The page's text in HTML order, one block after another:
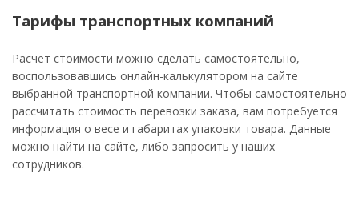
Тарифы транспортных компаний
Расчет стоимости можно сделать самостоятельно,
воспользовавшись онлайн-калькулятором на сайте
выбранной транспортной компании. Чтобы самостоятельно
расcчитать стоимость перевозки заказа, вам потребуется
информация о весе и габаритах упаковки товара. Данные
можно найти на сайте, либо запросить у наших
сотрудников.